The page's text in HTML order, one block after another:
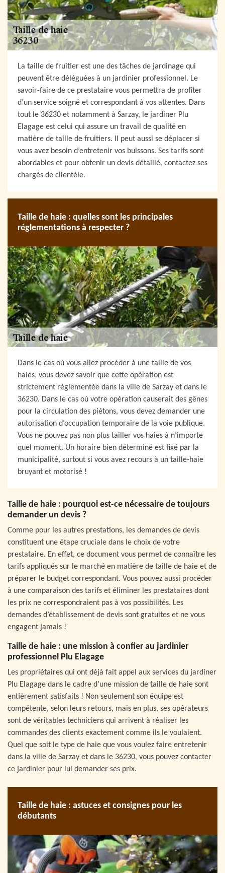
La taille de fruitier est une des tâches de jardinage qui
peuvent être déléguées à un jardinier professionnel. Le
savoir-faire de ce prestataire vous permettra de profiter
d’un service soigné et correspondant à vos attentes. Dans
tout le 36230 et notamment à Sarzay, le jardiner Plu
Elagage est celui qui assure un travail de qualité en
matière de taille de fruitiers. Il peut aussi se déplacer si
vous avez besoin d’entretenir vos buissons. Ses tarifs sont
abordables et pour obtenir un devis détaillé, contactez ses
chargés de clientèle.
Taille de haie : quelles sont les principales
réglementations à respecter ?
Dans le cas où vous allez procéder à une taille de vos
haies, vous devez savoir que cette opération est
strictement réglementée dans la ville de Sarzay et dans le
36230. Dans le cas où votre opération causerait des gênes
pour la circulation des piétons, vous devez demander une
autorisation d’occupation temporaire de la voie publique.
Vous ne pouvez pas non plus tailler vos haies à n’importe
quel moment. Un horaire bien déterminé est fixé par la
municipalité, surtout si vous avez recours à un taille-haie
bruyant et motorisé !
Taille de haie : pourquoi est-ce nécessaire de toujours
demander un devis ?
Comme pour les autres prestations, les demandes de devis
constituent une étape cruciale dans le choix de votre
prestataire. En effet, ce document vous permet de connaître les
tarifs appliqués sur le marché en matière de taille de haie et de
préparer le budget correspondant. Vous pouvez aussi procéder
à une comparaison des tarifs et éliminer les prestataires dont
les prix ne correspondraient pas à vos possibilités. Les
demandes d’établissement de devis sont gratuites et ne vous
engagent jamais !
Taille de haie : une mission à confier au jardinier
professionnel Plu Elagage
Les propriétaires qui ont déjà fait appel aux services du jardiner
Plu Elagage dans le cadre d’une mission de taille de haie sont
entièrement satisfaits ! Non seulement son équipe est
compétente, selon leurs retours, mais en plus, ses opérateurs
sont de véritables techniciens qui arrivent à réaliser les
commandes des clients exactement comme ils le voulaient.
Quel que soit le type de haie que vous voulez faire entretenir
dans la ville de Sarzay et dans le 36230, vous pouvez contacter
ce jardinier pour lui demander ses prix.
Taille de haie : astuces et consignes pour les
débutants